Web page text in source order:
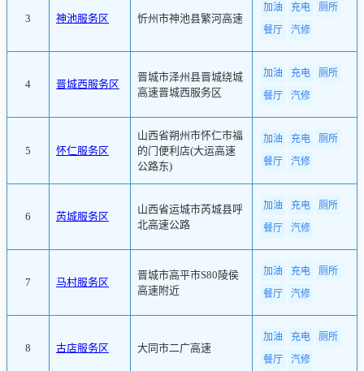
3 神池服务区 忻州市神池县繁河高速
加油 充电
厕所
餐厅
汽修
4 晋城西服务区
晋城市泽州县晋城绕城
高速晋城西服务区
加油 充电
厕所
餐厅
汽修
5 怀仁服务区
山西省朔州市怀仁市福
的门便利店(大运高速
公路东)
加油 充电
厕所
餐厅
汽修
6 芮城服务区
山西省运城市芮城县呼
北高速公路
加油 充电
厕所
餐厅
汽修
7 马村服务区
晋城市高平市S80陵侯
高速附近
加油 充电
厕所
餐厅
汽修
8 古店服务区 大同市二广高速
加油 充电
厕所
餐厅
汽修